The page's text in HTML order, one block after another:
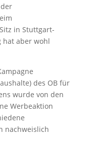
in Stuttgart-
hat aber wohl
des OB für
wurde von den
Werbeaktion
nachweislich